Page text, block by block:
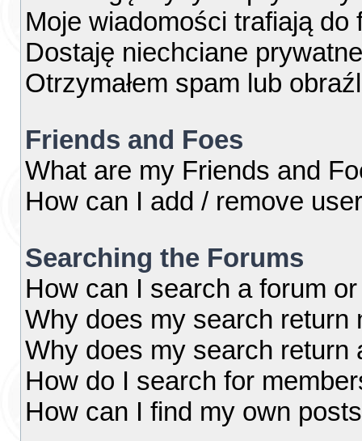
Moje wiadomości trafiają do
Dostaję niechciane
Otrzymałem spam lub
Friends and Foes
What are my Friends and
How can I add / remove
Searching the Forums
How can I search a forum
Why does my search return
Why does my search return
How do I search for
How can I find my own